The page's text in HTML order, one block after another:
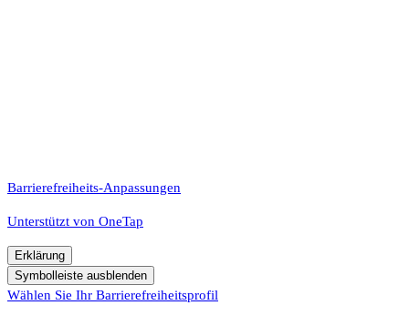
Barrierefreiheits-Anpassungen
Unterstützt von OneTap
Erklärung
Symbolleiste ausblenden
Wählen Sie Ihr Barrierefreiheitsprofil